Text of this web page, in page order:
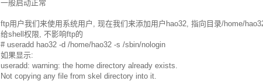
一般启动正常
ftp用户我们来使用系统用户, 现在我们来添加用户hao32, 指向目录/home/
给shell权限, 不影响ftp的
# useradd hao32 -d /home/hao32 -s /sbin/nologin
如果显示:
useradd: warning: the home directory already exists.
Not copying any file from skel directory into it.